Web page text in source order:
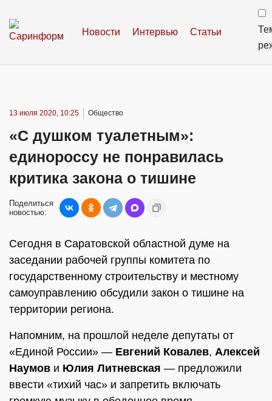
Новости Интервью Статьи
13 июля 2020, 10:25 Общество
«С душком туалетным»:
единороссу не понравилась
критика закона о тишине
Поделиться
новостью:
Сегодня в Саратовской областной думе на
заседании рабочей группы комитета по
государственному строительству и местному
самоуправлению обсудили закон о тишине на
территории региона.
Напомним, на прошлой неделе депутаты от
«Единой России» — Евгений Ковалев, Алексей
Наумов и Юлия Литневская — предложили
ввести «тихий час» и запретить включать